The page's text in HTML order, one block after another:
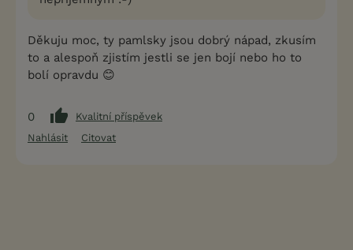
Děkuju moc, ty pamlsky jsou dobrý nápad, zkusím
to a alespoň zjistím jestli se jen bojí nebo ho to
bolí opravdu 😊
0
Kvalitní příspěvek
Nahlásit
Citovat